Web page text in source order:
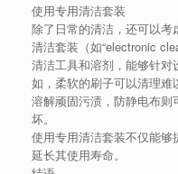
使用专用清洁套装
除了日常的清洁，还可以
清洁套装 （如“electronic
清洁工具和溶剂，能够针
如，柔软的刷子可以清理
溶解顽固污渍，防静电布
坏。
使用专用清洁套装不仅能够
延长其使用寿命。